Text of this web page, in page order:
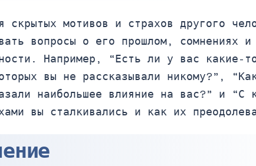
скрытых мотивов и страхов другого
вопросы о его прошлом, сомнениях и
Например, “Есть ли у вас какие-
вы не рассказывали никому?”,
наибольшее влияние на вас?” и “С
вы сталкивались и как их